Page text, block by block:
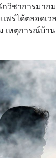
วิชาการมาก
พร่ได้ตลอดเว
เหตุการณ์บ้าน